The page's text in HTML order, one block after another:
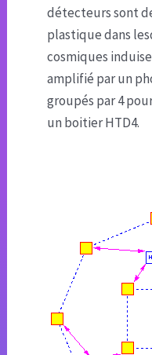
détecteurs sont
plastique dans
cosmiques
amplifié par un
groupés par 4
un boitier HTD4.